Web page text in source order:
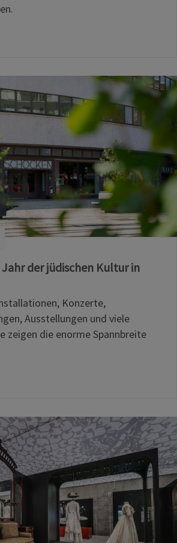
Jahr der jüdischen Kultur in
Konzerte,
Ausstellungen und viele
zeigen die enorme Spannbreite